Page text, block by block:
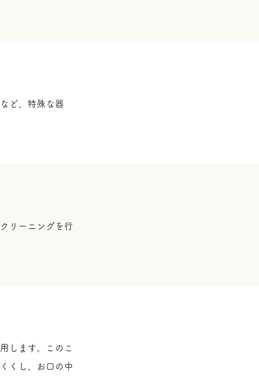
ど、特殊な器
リーニングを行
します。このこ
くし、お口の中